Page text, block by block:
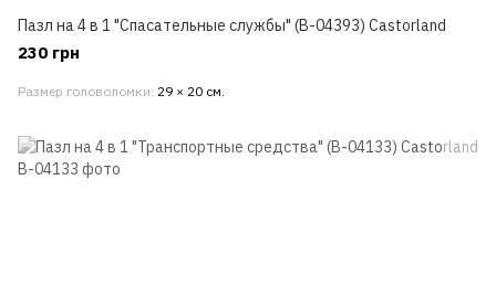
Пазл на 4 в 1 "Спасательные службы" (В-04393) Castorland
230 грн
Размер головоломки 29 × 20 см.